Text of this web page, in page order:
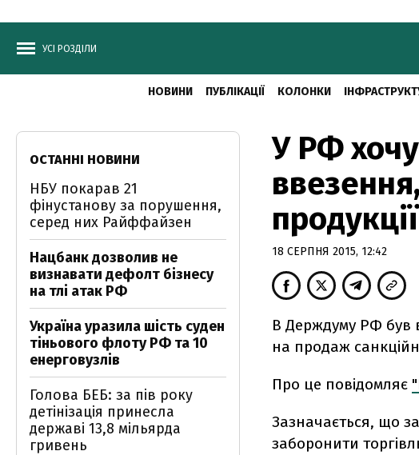
УСІ РОЗДІЛИ
НОВИНИ ПУБЛІКАЦІЇ КОЛОНКИ
У РФ
продукції
18 СЕРПНЯ 2015, 12:42
В Держдуму РФ був
на продаж
Про це повідомляє
Зазначається, що
заборонити
ОСТАННІ НОВИНИ
НБУ покарав 21
фінустанову за порушення,
серед них Райффайзен
Нацбанк дозволив не
визнавати дефолт бізнесу
на тлі атак РФ
Україна уразила шість суден
тіньового флоту РФ та 10
енерговузлів
Голова БЕБ: за пів року
детінізація принесла
державі 13,8 мільярда
гривень